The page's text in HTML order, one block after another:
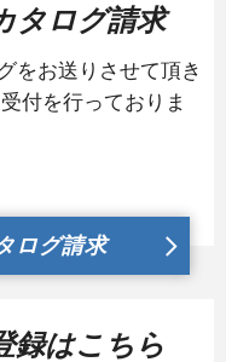
タログ請求
をお送りさせて頂き
付を行っておりま
ログ請求
録はこちら